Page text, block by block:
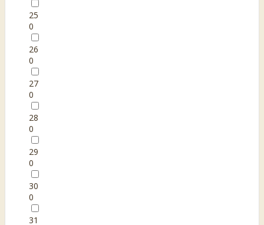
25
0
26
0
27
0
28
0
29
0
30
0
31